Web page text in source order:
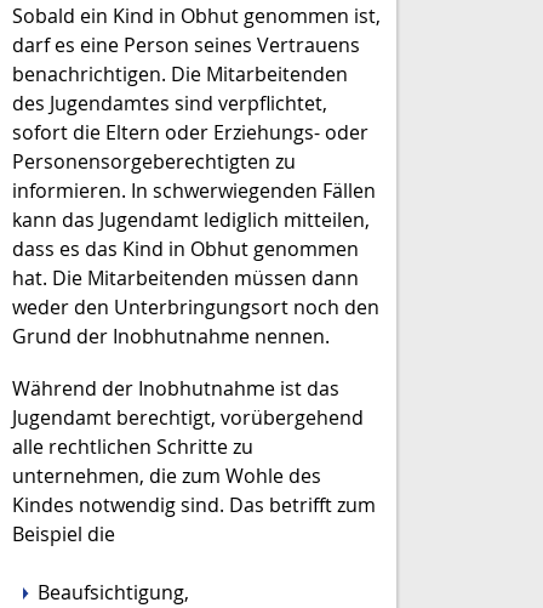
Sobald ein Kind in Obhut genommen ist,
darf es eine Person seines Vertrauens
benachrichtigen. Die Mitarbeitenden
des Jugendamtes sind verpflichtet,
sofort die Eltern oder Erziehungs- oder
Personensorgeberechtigten zu
informieren. In schwerwiegenden Fällen
kann das Jugendamt lediglich mitteilen,
dass es das Kind in Obhut genommen
hat. Die Mitarbeitenden müssen dann
weder den Unterbringungsort noch den
Grund der Inobhutnahme nennen.
Während der Inobhutnahme ist das
Jugendamt berechtigt, vorübergehend
alle rechtlichen Schritte zu
unternehmen, die zum Wohle des
Kindes notwendig sind. Das betrifft zum
Beispiel die
Beaufsichtigung,